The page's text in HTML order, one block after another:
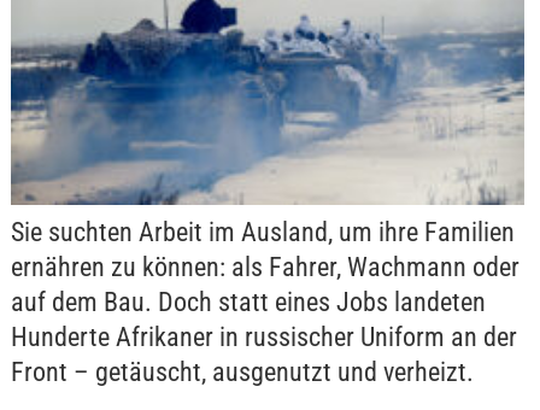
Sie suchten Arbeit im Ausland, um ihre Familien
ernähren zu können: als Fahrer, Wachmann oder
auf dem Bau. Doch statt eines Jobs landeten
Hunderte Afrikaner in russischer Uniform an der
Front – getäuscht, ausgenutzt und verheizt.